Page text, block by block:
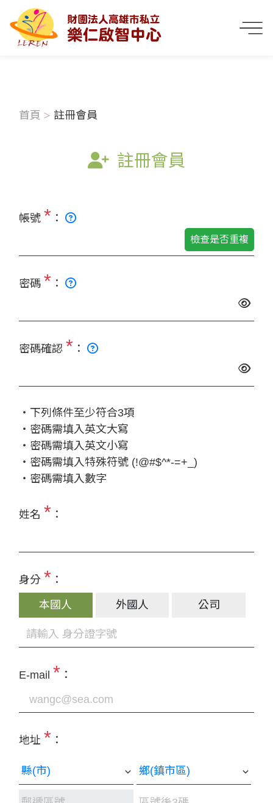
首頁 註冊會員
註冊會員
帳號 * ：
檢查是否重複
密碼 * ：
密碼確認 * ：
‧下列條件至少符合3項
‧密碼需填入英文大寫
‧密碼需填入英文小寫
‧密碼需填入特殊符號 (!@#$^*-=+_)
‧密碼需填入數字
姓名 * ：
身分 * ：
本國人 外國人 公司
E-mail * ：
地址 * ：